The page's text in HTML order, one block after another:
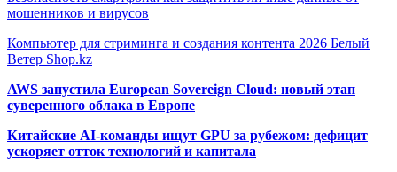
мошенников и вирусов
Компьютер для стриминга и создания контента 2026 Белый
Ветер Shop.kz
AWS запустила European Sovereign Cloud: новый этап
суверенного облака в Европе
Китайские AI-команды ищут GPU за рубежом: дефицит
ускоряет отток технологий и капитала